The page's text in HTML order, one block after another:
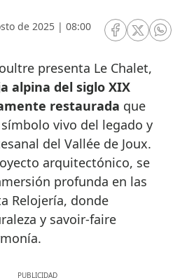
de 2025 | 08:00
RRSS Facebook
RRSSRRSS
presenta Le Chalet,
alpina del siglo XIX
restaurada que
vivo del legado y
del Vallée de Joux.
arquitectónico, se
profunda en las
Relojería, donde
y savoir-faire